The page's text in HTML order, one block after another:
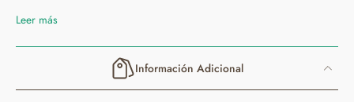
desnatado 1,2% mg(90%), azucre, cacao desgraxado(mínimo 0,9%),
ESNE partzialki gaingabetua % 1,2 mg(% 90), azukrea, kakao
koipegabea(gutxienez %0,9, egonkortzaileak(E-407, E-460, E-466 eta
Leer más
Información Adicional